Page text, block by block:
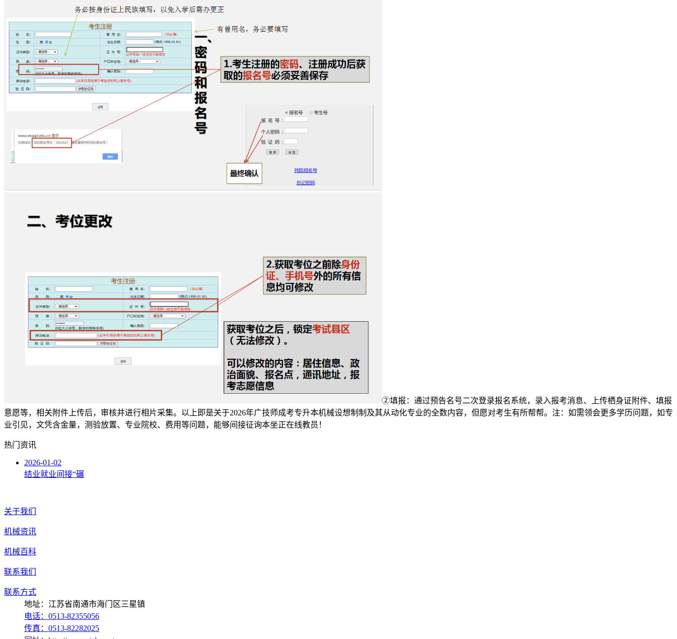
②填报：通过预告名号二次登录报名系统，录入报考消息、上传栖身证附件、填报
意愿等，相关附件上传后，审核并进行相片采集。以上即是关于2026年广技师成考专升本机械设想制制及其从动化专业的全数内容，但愿对考生有所帮帮。注：如需领会更多学历问题，如专
业引见，文凭含金量，测验放置、专业院校、费用等问题，能够间接征询本坐正在线教员！
热门资讯
2026-01-02
结业就业间接“碾
关于我们
机械资讯
机械百科
联系我们
联系方式
地址：江苏省南通市海门区三星镇
电话：0513-82355056
传真：0513-82282025